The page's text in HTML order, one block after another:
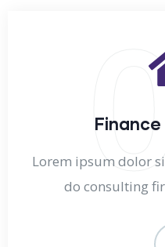
Lorem ipsum dolor
do consulting